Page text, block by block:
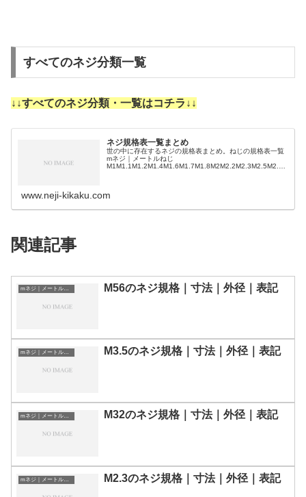
すべてのネジ分類一覧
↓↓すべてのネジ分類・一覧はコチラ↓↓
ネジ規格表一覧まとめ
世の中に存在するネジの規格表まとめ。ねじの規格表一覧
mネジ｜メートルねじ
M1M1.1M1.2M1.4M1.6M1.7M1.8M2M2.2M2.3M2.5M2.6
www.neji-kikaku.com
関連記事
mネジ｜メートルねじ M56のネジ規格｜寸法｜外径｜表記
mネジ｜メートルねじ M3.5のネジ規格｜寸法｜外径｜表記
mネジ｜メートルねじ M32のネジ規格｜寸法｜外径｜表記
mネジ｜メートルねじ M2.3のネジ規格｜寸法｜外径｜表記